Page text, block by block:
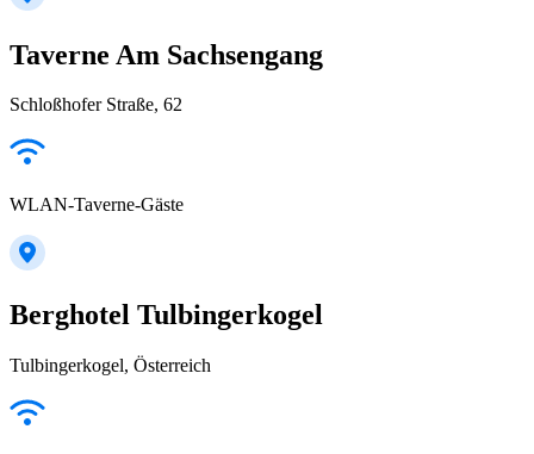
Taverne Am Sachsengang
Schloßhofer Straße, 62
WLAN-Taverne-Gäste
Berghotel Tulbingerkogel
Tulbingerkogel, Österreich